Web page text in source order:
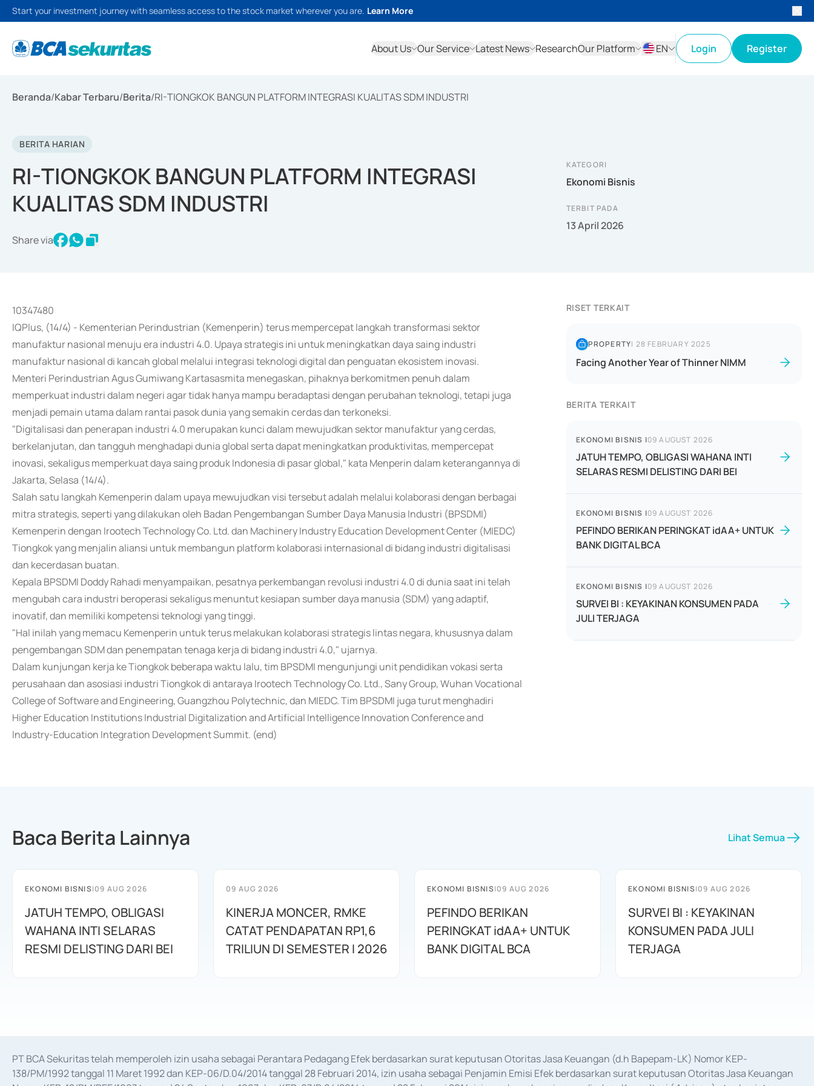
Start your investment journey with seamless access to the stock market wherever you are. Learn More
About Us Our Service Latest News ResearchOur Platform
EN
Login Register
Beranda/Kabar Terbaru/Berita/RI-TIONGKOK BANGUN PLATFORM INTEGRASI KUALITAS SDM INDUSTRI
BERITA HARIAN
RI-TIONGKOK BANGUN PLATFORM INTEGRASI
KUALITAS SDM INDUSTRI
Share via
KATEGORI
Ekonomi Bisnis
TERBIT PADA
13 April 2026
10347480
IQPlus, (14/4) - Kementerian Perindustrian (Kemenperin) terus mempercepat langkah transformasi sektor
manufaktur nasional menuju era industri 4.0. Upaya strategis ini untuk meningkatkan daya saing industri
manufaktur nasional di kancah global melalui integrasi teknologi digital dan penguatan ekosistem inovasi.
Menteri Perindustrian Agus Gumiwang Kartasasmita menegaskan, pihaknya berkomitmen penuh dalam
memperkuat industri dalam negeri agar tidak hanya mampu beradaptasi dengan perubahan teknologi, tetapi juga
menjadi pemain utama dalam rantai pasok dunia yang semakin cerdas dan terkoneksi.
"Digitalisasi dan penerapan industri 4.0 merupakan kunci dalam mewujudkan sektor manufaktur yang cerdas,
berkelanjutan, dan tangguh menghadapi dunia global serta dapat meningkatkan produktivitas, mempercepat
inovasi, sekaligus memperkuat daya saing produk Indonesia di pasar global," kata Menperin dalam keterangannya di
Jakarta, Selasa (14/4).
Salah satu langkah Kemenperin dalam upaya mewujudkan visi tersebut adalah melalui kolaborasi dengan berbagai
mitra strategis, seperti yang dilakukan oleh Badan Pengembangan Sumber Daya Manusia Industri (BPSDMI)
Kemenperin dengan Irootech Technology Co. Ltd. dan Machinery Industry Education Development Center (MIEDC)
Tiongkok yang menjalin aliansi untuk membangun platform kolaborasi internasional di bidang industri digitalisasi
dan kecerdasan buatan.
Kepala BPSDMI Doddy Rahadi menyampaikan, pesatnya perkembangan revolusi industri 4.0 di dunia saat ini telah
mengubah cara industri beroperasi sekaligus menuntut kesiapan sumber daya manusia (SDM) yang adaptif,
inovatif, dan memiliki kompetensi teknologi yang tinggi.
"Hal inilah yang memacu Kemenperin untuk terus melakukan kolaborasi strategis lintas negara, khususnya dalam
pengembangan SDM dan penempatan tenaga kerja di bidang industri 4.0," ujarnya.
Dalam kunjungan kerja ke Tiongkok beberapa waktu lalu, tim BPSDMI mengunjungi unit pendidikan vokasi serta
perusahaan dan asosiasi industri Tiongkok di antaraya Irootech Technology Co. Ltd., Sany Group, Wuhan Vocational
College of Software and Engineering, Guangzhou Polytechnic, dan MIEDC. Tim BPSDMI juga turut menghadiri
Higher Education Institutions Industrial Digitalization and Artificial Intelligence Innovation Conference and
Industry-Education Integration Development Summit. (end)
RISET TERKAIT
PROPERTY| 28 FEBRUARY 2025
Facing Another Year of Thinner NIMM
BERITA TERKAIT
EKONOMI BISNIS |09 AUGUST 2026
JATUH TEMPO, OBLIGASI WAHANA INTI
SELARAS RESMI DELISTING DARI BEI
EKONOMI BISNIS |09 AUGUST 2026
PEFINDO BERIKAN PERINGKAT idAA+ UNTUK
BANK DIGITAL BCA
EKONOMI BISNIS |09 AUGUST 2026
SURVEI BI : KEYAKINAN KONSUMEN PADA
JULI TERJAGA
Baca Berita Lainnya Lihat Semua
EKONOMI BISNIS|09 AUG 2026
JATUH TEMPO, OBLIGASI
WAHANA INTI SELARAS
RESMI DELISTING DARI BEI
09 AUG 2026
KINERJA MONCER, RMKE
CATAT PENDAPATAN RP1,6
TRILIUN DI SEMESTER I 2026
EKONOMI BISNIS|09 AUG 2026
PEFINDO BERIKAN
PERINGKAT idAA+ UNTUK
BANK DIGITAL BCA
EKONOMI BISNIS|09 AUG 2026
SURVEI BI : KEYAKINAN
KONSUMEN PADA JULI
TERJAGA
PT BCA Sekuritas telah memperoleh izin usaha sebagai Perantara Pedagang Efek berdasarkan surat keputusan Otoritas Jasa Keuangan (d.h Bapepam-LK) Nomor KEP-
138/PM/1992 tanggal 11 Maret 1992 dan KEP-06/D.04/2014 tanggal 28 Februari 2014, izin usaha sebagai Penjamin Emisi Efek berdasarkan surat keputusan Otoritas Jasa Keuangan